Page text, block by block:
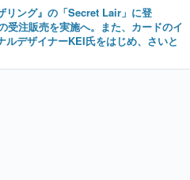
リング』の「Secret Lair」に登
受注販売を実施へ。また、カードのイ
ルデザイナーKEI氏をはじめ、さいと